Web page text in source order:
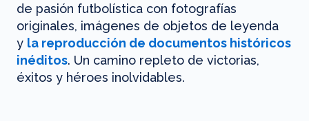
de pasión futbolística con fotografías
originales, imágenes de objetos de leyenda
y la reproducción de documentos históricos
inéditos. Un camino repleto de victorias,
éxitos y héroes inolvidables.